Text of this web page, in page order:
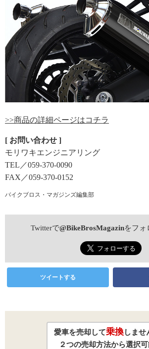
>>商品の詳細ページはコチラ
[ お問い合わせ ]
モリワキエンジニアリング
TEL／059-370-0090
FAX／059-370-0152
バイクブロス・マガジンズ編集部
Twitterで@BikeBrosMagazinをフォ
ツイートする
愛車を売却して乗換しませ
２つの売却方法から選択可